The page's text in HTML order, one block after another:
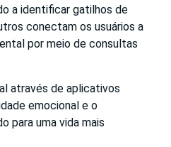
a identificar gatilhos de
conectam os usuários a
por meio de consultas
através de aplicativos
emocional e o
para uma vida mais